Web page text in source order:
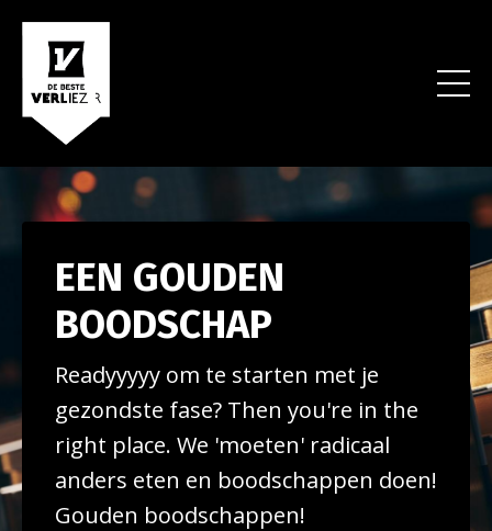
EEN GOUDEN
BOODSCHAP
Readyyyyy om te starten met je
gezondste fase? Then you're in the
right place. We 'moeten' radicaal
anders eten en boodschappen doen!
Gouden boodschappen!